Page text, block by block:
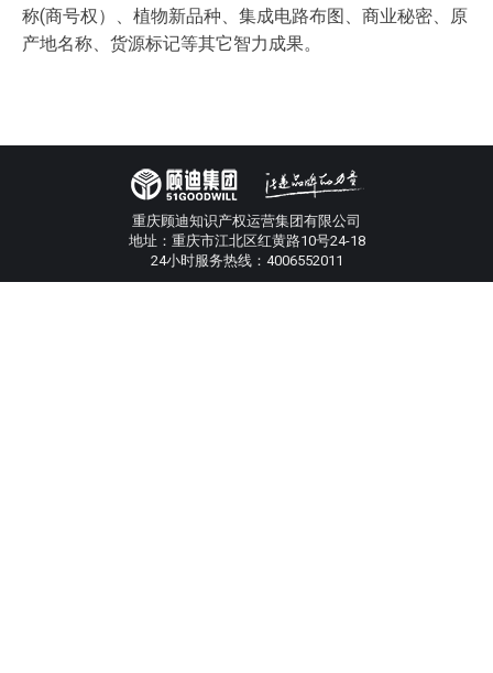
称(商号权）、植物新品种、集成电路布图、商业秘密、原
产地名称、货源标记等其它智力成果。
重庆顾迪知识产权运营集团有限公司
地址：重庆市江北区红黄路10号24-18
24小时服务热线：4006552011